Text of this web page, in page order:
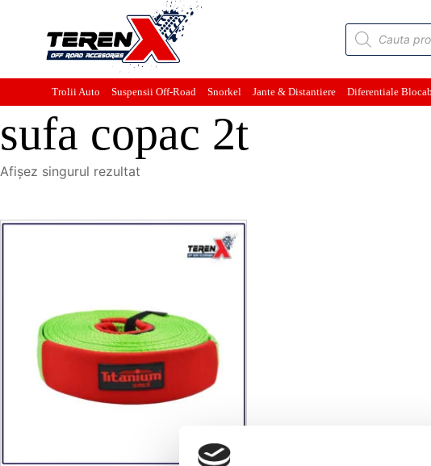
Products
search
Trolii Auto Suspensii Off-Road Snorkel Jante & Distantiere Diferentiale
sufa copac 2t
Afișez singurul rezultat